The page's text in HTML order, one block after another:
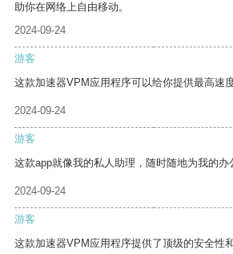
助你在网络上自由移动。
2024-09-24
游客
这款加速器VPM应用程序可以给你提供最高速
2024-09-24
游客
这款app就像我的私人助理，随时随地为我的办
2024-09-24
游客
这款加速器VPM应用程序提供了顶级的安全性